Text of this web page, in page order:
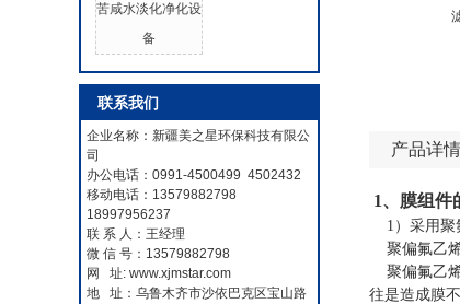
苦咸水淡化净化设
备
联系我们
企业名称：新疆美之星环保科技有限公
司
办公电话：0991-4500499 4502432
移动电话：13579882798
18997956237
联 系 人：王经理
微 信 号：13579882798
网 址: www.xjmstar.com
地 址：乌鲁木齐市沙依巴克区宝山路
产品详情
1、膜组件
1）采用聚
聚偏氟乙烯
聚偏氟乙
往是造成膜